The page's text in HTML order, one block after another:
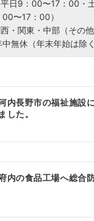
平日9：00〜17：00・
〜17：00）
西・関東・中部（その
無休（年末年始は除く
内長野市の福祉施設
した。
の食品工場へ総合